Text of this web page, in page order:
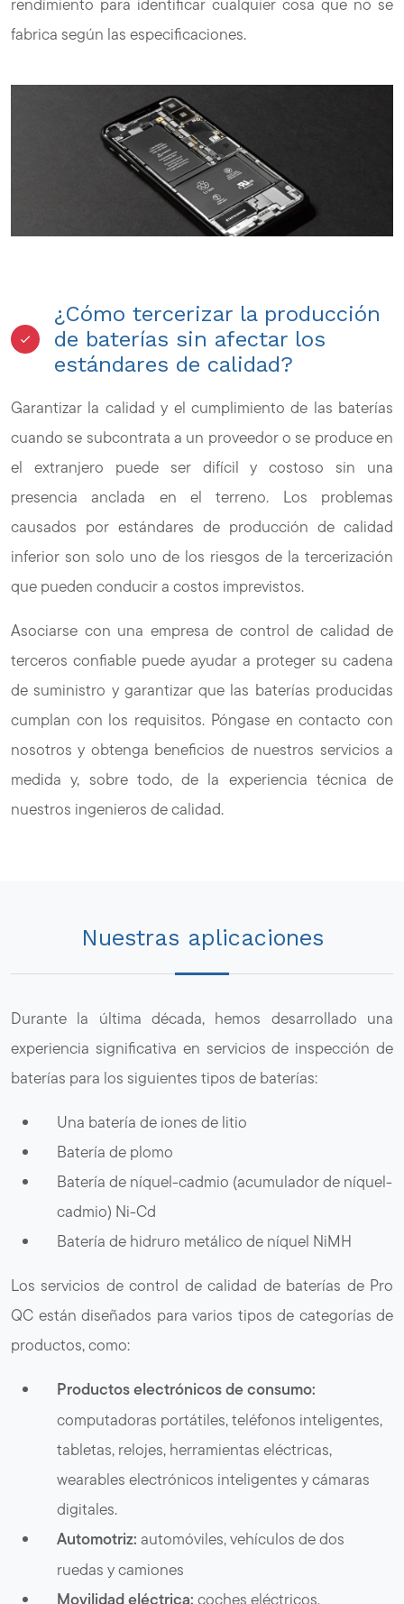
fabrica según las especificaciones.
¿Cómo tercerizar la producción
de baterías sin afectar los
estándares de calidad?
Garantizar la calidad y el cumplimiento de las baterías
cuando se subcontrata a un proveedor o se produce en
el extranjero puede ser difícil y costoso sin una
presencia anclada en el terreno. Los problemas
causados por estándares de producción de calidad
inferior son solo uno de los riesgos de la tercerización
que pueden conducir a costos imprevistos.
Asociarse con una empresa de control de calidad de
terceros confiable puede ayudar a proteger su cadena
de suministro y garantizar que las baterías producidas
cumplan con los requisitos. Póngase en contacto con
nosotros y obtenga beneficios de nuestros servicios a
medida y, sobre todo, de la experiencia técnica de
nuestros ingenieros de calidad.
Nuestras aplicaciones
Durante la última década, hemos desarrollado una
experiencia significativa en servicios de inspección de
baterías para los siguientes tipos de baterías:
Una batería de iones de litio
Batería de plomo
Batería de níquel-cadmio (acumulador de níquel-
cadmio) Ni-Cd
Batería de hidruro metálico de níquel NiMH
Los servicios de control de calidad de baterías de Pro
QC están diseñados para varios tipos de categorías de
productos, como:
Productos electrónicos de consumo:
computadoras portátiles, teléfonos inteligentes,
tabletas, relojes, herramientas eléctricas,
wearables electrónicos inteligentes y cámaras
digitales.
Automotriz: automóviles, vehículos de dos
ruedas y camiones
coches eléctricos,